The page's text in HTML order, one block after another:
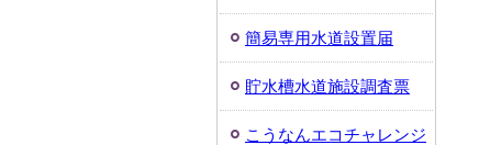
簡易専用水道設置届
貯水槽水道施設調査票
こうなんエコチャレンジ